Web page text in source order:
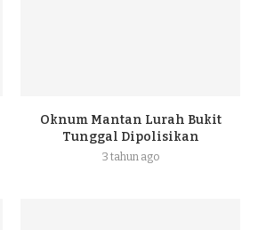
Oknum Mantan Lurah Bukit
Tunggal Dipolisikan
3 tahun ago